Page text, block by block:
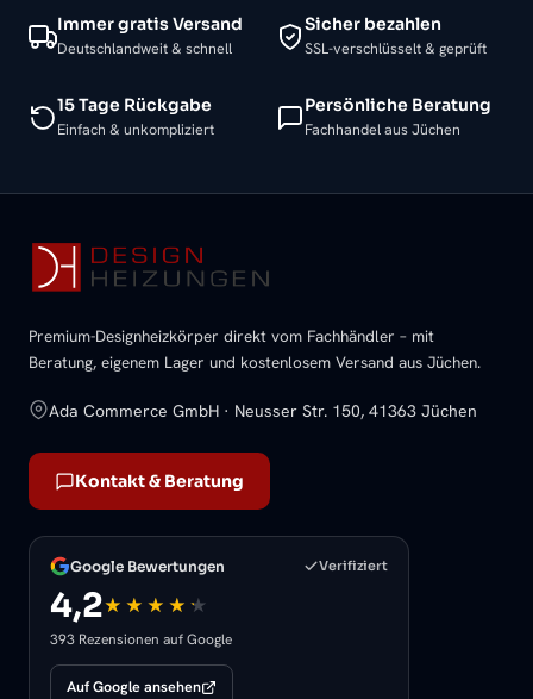
Immer gratis Versand
Deutschlandweit & schnell
Sicher bezahlen
SSL-verschlüsselt & geprüft
15 Tage Rückgabe
Einfach & unkompliziert
Persönliche Beratung
Fachhandel aus Jüchen
Premium-Designheizkörper direkt vom Fachhändler – mit
Beratung, eigenem Lager und kostenlosem Versand aus Jüchen.
Ada Commerce GmbH · Neusser Str. 150, 41363 Jüchen
Kontakt & Beratung
Google Bewertungen Verifiziert
4,2
393 Rezensionen auf Google
Auf Google ansehen